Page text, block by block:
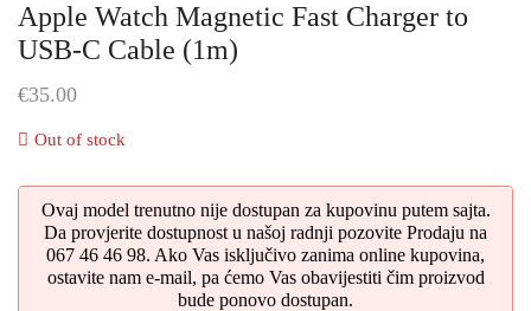
Apple Watch Magnetic Fast Charger to
USB-C Cable (1m)
€35.00
Out of stock
Ovaj model trenutno nije dostupan za kupovinu putem sajta.
Da provjerite dostupnost u našoj radnji pozovite Prodaju na
067 46 46 98. Ako Vas isključivo zanima online kupovina,
ostavite nam e-mail, pa ćemo Vas obavijestiti čim proizvod
bude ponovo dostupan.